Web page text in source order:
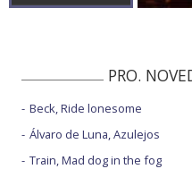
PRO.
Beck, Ride lonesome
Álvaro de Luna, Azulejos
Train, Mad dog in the fog